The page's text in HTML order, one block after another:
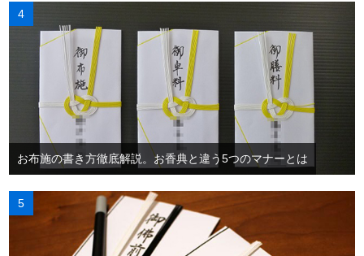
お布施の書き方徹底解説。お香典と違う5つのマナーとは